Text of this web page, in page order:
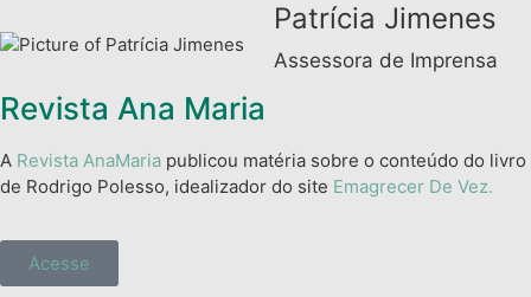
Patrícia Jimenes
Assessora de Imprensa
Revista Ana Maria
A Revista AnaMaria publicou matéria sobre o conteúdo do livro
de Rodrigo Polesso, idealizador do site Emagrecer De Vez.
Acesse